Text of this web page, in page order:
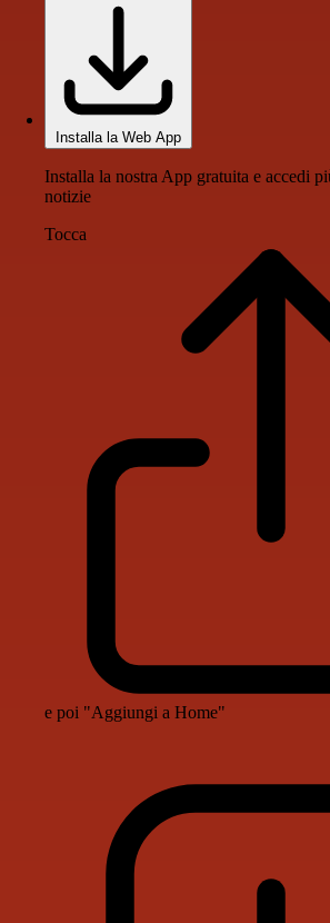
Installa la Web App
Installa la nostra App gratuita e accedi
notizie
Tocca
e poi "Aggiungi a Home"